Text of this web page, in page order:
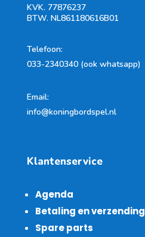
KVK. 77876237
BTW. NL861180616B01
Telefoon:
033-2340340 (ook whatsapp)
Email:
info@koningbordspel.nl
Klantenservice
Agenda
Betaling en verzending
Spare parts